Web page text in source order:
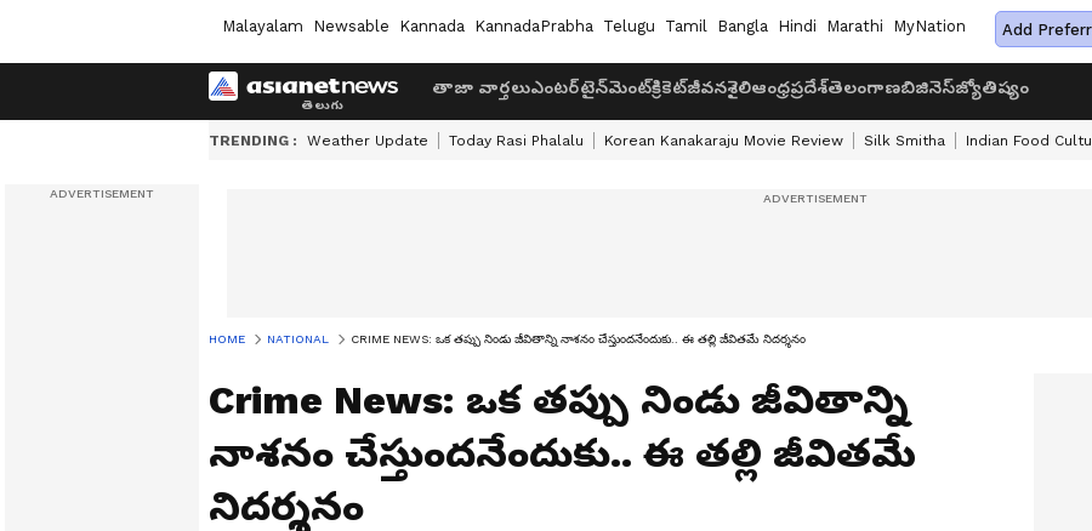
Malayalam Newsable Kannada KannadaPrabha Telugu Tamil Bangla Hindi Marathi MyNation Add
తాజా వార్తలుఎంటర్‌టైన్‌మెంట్క్రికెట్జీవనశైలిఆంధ్రప్రదేశ్తెలంగాణబిజినెస్జ్యోతిష్యం
TRENDING : Weather Update Today Rasi Phalalu Korean Kanakaraju Movie Review Silk Smitha Indian Food
HOME NATIONAL CRIME NEWS: ఒక త‌ప్పు నిండు జీవితాన్ని నాశ‌నం చేస్తుంద‌నేందుకు.. ఈ త‌ల్లి జీవిత‌మే నిద‌ర్శ‌నం
Crime News: ఒక త‌ప్పు నిండు జీవితాన్ని
నాశ‌నం చేస్తుంద‌నేందుకు.. ఈ త‌ల్లి జీవిత‌మే
నిద‌ర్శ‌నం